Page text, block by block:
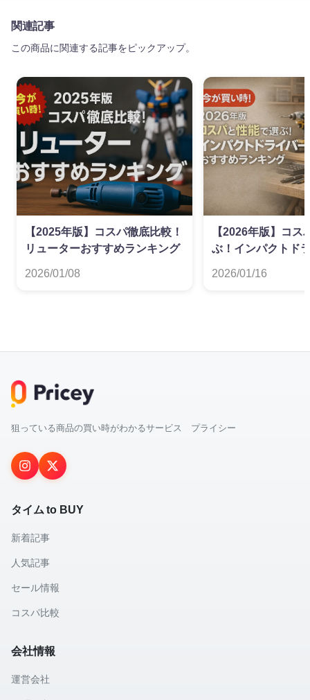
関連記事
この商品に関連する記事をピックアップ。
【2025年版】コスパ徹底比較！
リューターおすすめランキング
2026/01/08
【2026年版】コス
ぶ！インパクトド
2026/01/16
狙っている商品の買い時がわかるサービス プライシー
タイム to BUY
新着記事
人気記事
セール情報
コスパ比較
会社情報
運営会社